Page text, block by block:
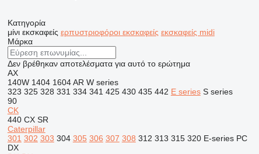
Κατηγορία
μίνι εκσκαφείς ερπυστριοφόροι εκσκαφείς εκσκαφείς midi
Μάρκα
Δεν βρέθηκαν αποτελέσματα για αυτό το ερώτημα
AX
140W 1404 1604 AR W series
323 325 328 331 334 341 425 430 435 442 E series S series
90
CK
440 CX SR
Caterpillar
301 302 303 304 305 306 307 308 312 313 315 320 E-series PC
DX